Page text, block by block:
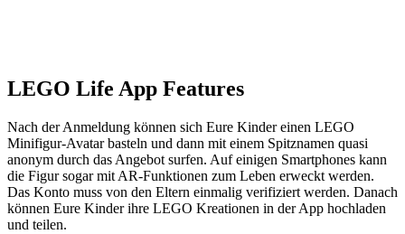
LEGO Life App Features
Nach der Anmeldung können sich Eure Kinder einen LEGO
Minifigur-Avatar basteln und dann mit einem Spitznamen quasi
anonym durch das Angebot surfen. Auf einigen Smartphones kann
die Figur sogar mit AR-Funktionen zum Leben erweckt werden.
Das Konto muss von den Eltern einmalig verifiziert werden. Danach
können Eure Kinder ihre LEGO Kreationen in der App hochladen
und teilen.